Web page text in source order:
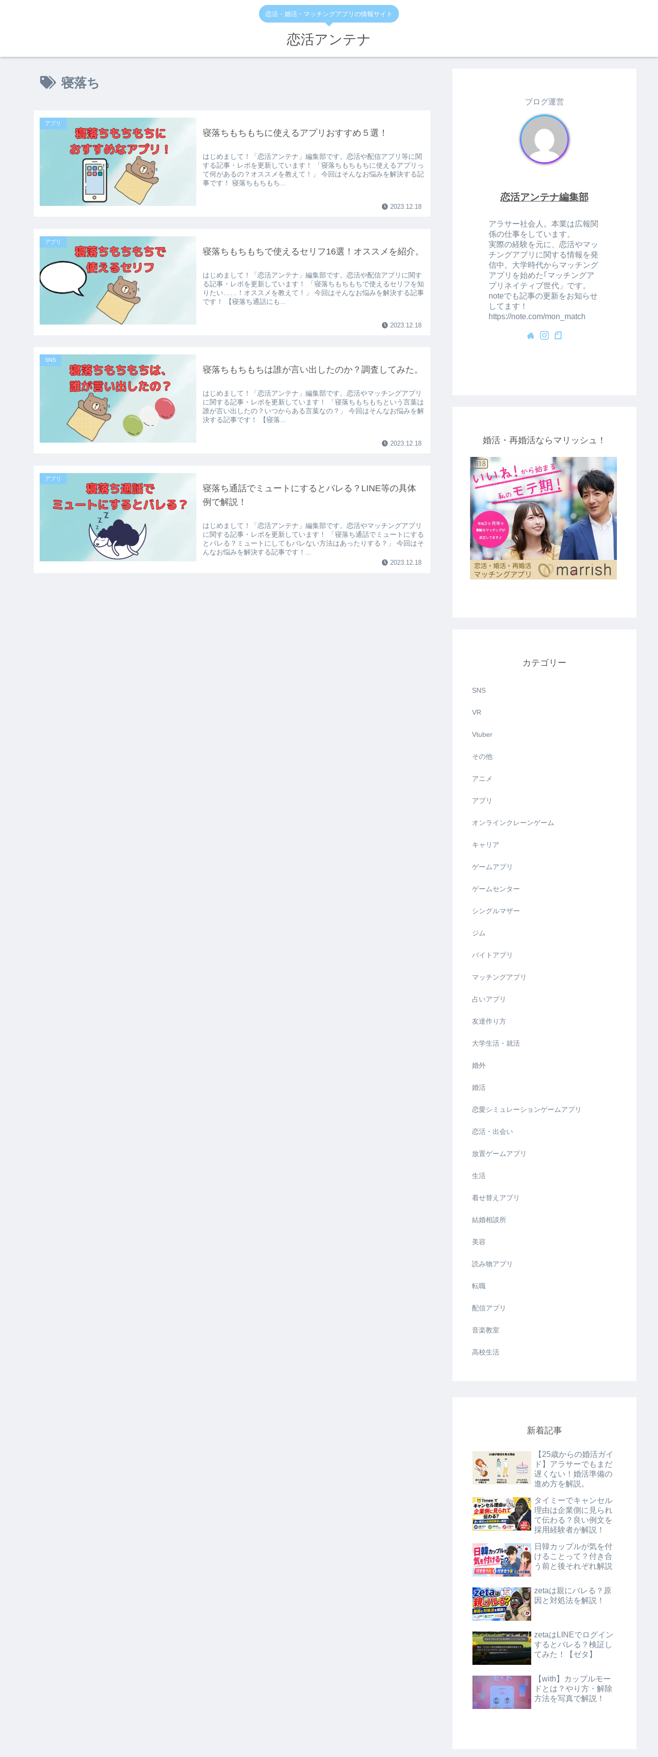
恋活・婚活・マッチングアプリの情報サイト
恋活アンテナ
寝落ち
アプリ
寝落ちもちもちに使えるアプリおすすめ５選！
はじめまして！「恋活アンテナ」編集部です。恋活や配信アプリ等に関
する記事・レポを更新しています！ 「寝落ちもちもちに使えるアプリっ
て何があるの？オススメを教えて！」 今回はそんなお悩みを解決する記
事です！ 寝落ちもちもち...
2023.12.18
アプリ
寝落ちもちもちで使えるセリフ16選！オススメを紹介。
はじめまして！「恋活アンテナ」編集部です。恋活や配信アプリに関す
る記事・レポを更新しています！ 「寝落ちもちもちで使えるセリフを知
りたい……！オススメを教えて！」 今回はそんなお悩みを解決する記事
です！ 【寝落ち通話にも...
2023.12.18
SNS
寝落ちもちもちは誰が言い出したのか？調査してみた。
はじめまして！「恋活アンテナ」編集部です。恋活やマッチングアプリ
に関する記事・レポを更新しています！ 「寝落ちもちもちという言葉は
誰が言い出したの？いつからある言葉なの？」 今回はそんなお悩みを解
決する記事です！ 【寝落...
2023.12.18
アプリ
寝落ち通話でミュートにするとバレる？LINE等の具体
例で解説！
はじめまして！「恋活アンテナ」編集部です。恋活やマッチングアプリ
に関する記事・レポを更新しています！ 「寝落ち通話でミュートにする
とバレる？ミュートにしてもバレない方法はあったりする？」 今回はそ
んなお悩みを解決する記事です！...
2023.12.18
ブログ運営
恋活アンテナ編集部
アラサー社会人。本業は広報関
係の仕事をしています。
実際の経験を元に、恋活やマッ
チングアプリに関する情報を発
信中。大学時代からマッチング
アプリを始めた｢マッチングア
プリネイティブ世代」です。
noteでも記事の更新をお知らせ
してます！
https://note.com/mon_match
婚活・再婚活ならマリッシュ！
カテゴリー
SNS
VR
Vtuber
その他
アニメ
アプリ
オンラインクレーンゲーム
キャリア
ゲームアプリ
ゲームセンター
シングルマザー
ジム
バイトアプリ
マッチングアプリ
占いアプリ
友達作り方
大学生活・就活
婚外
婚活
恋愛シミュレーションゲームアプリ
恋活・出会い
放置ゲームアプリ
生活
着せ替えアプリ
結婚相談所
美容
読み物アプリ
転職
配信アプリ
音楽教室
高校生活
新着記事
【25歳からの婚活ガイ
ド】アラサーでもまだ
遅くない！婚活準備の
進め方を解説。
タイミーでキャンセル
理由は企業側に見られ
て伝わる？良い例文を
採用経験者が解説！
日韓カップルが気を付
けることって？付き合
う前と後それぞれ解説
zetaは親にバレる？原
因と対処法を解説！
zetaはLINEでログイン
するとバレる？検証し
てみた！【ゼタ】
【with】カップルモー
ドとは？やり方・解除
方法を写真で解説！